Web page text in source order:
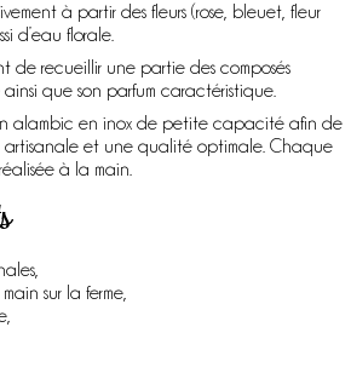
à partir des fleurs (rose, bleuet, fleur
d’eau florale.
de recueillir une partie des composés
que son parfum caractéristique.
alambic en inox de petite capacité afin de
artisanale et une qualité optimale. Chaque
à la main.
sur la ferme,